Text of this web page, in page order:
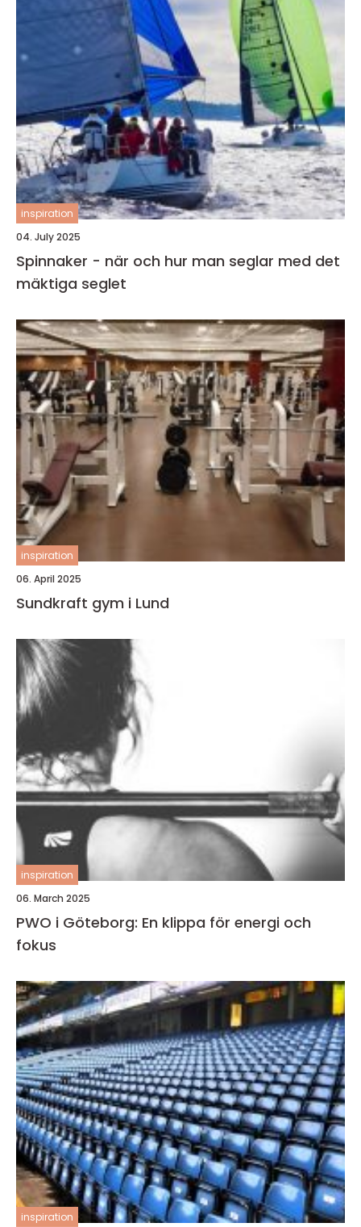
inspiration
04. July 2025
Spinnaker - när och hur man seglar med det
mäktiga seglet
inspiration
06. April 2025
Sundkraft gym i Lund
inspiration
06. March 2025
PWO i Göteborg: En klippa för energi och
fokus
inspiration